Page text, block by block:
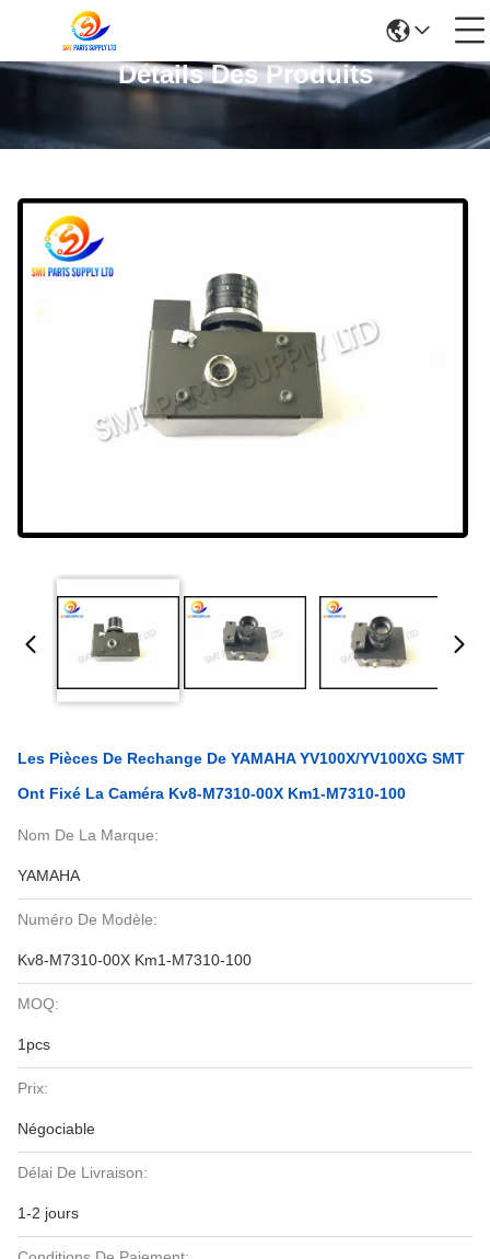
Détails Des Produits
Les Pièces De Rechange De YAMAHA YV100X/YV100XG SMT
Ont Fixé La Caméra Kv8-M7310-00X Km1-M7310-100
Nom De La Marque:
YAMAHA
Numéro De Modèle:
Kv8-M7310-00X Km1-M7310-100
MOQ:
1pcs
Prix:
Négociable
Délai De Livraison:
1-2 jours